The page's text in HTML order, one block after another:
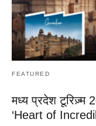
FEATURED
मध्य प्रदेश टूरिज़्म
‘Heart of